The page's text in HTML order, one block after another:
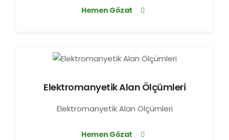
Hemen Gözat
Elektromanyetik Alan Ölçümleri
Elektromanyetik Alan Ölçümleri
Hemen Gözat